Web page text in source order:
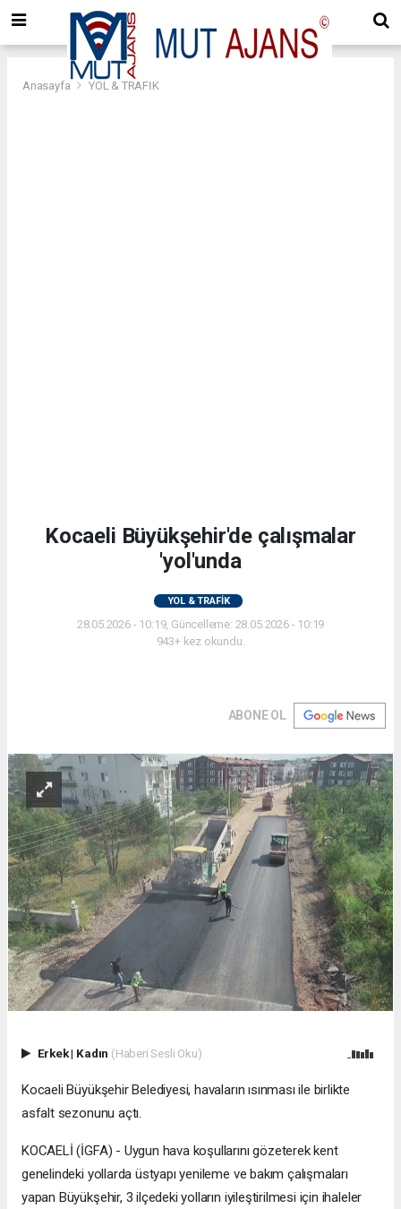
Anasayfa YOL & TRAFİK
Kocaeli Büyükşehir'de çalışmalar
'yol'unda
YOL & TRAFİK
28.05.2026 - 10:19, Güncelleme: 28.05.2026 - 10:19
943+ kez okundu.
ABONE OL
Erkek| Kadın (Haberi Sesli Oku)
Kocaeli Büyükşehir Belediyesi, havaların ısınması ile birlikte
asfalt sezonunu açtı.
KOCAELİ (İGFA) - Uygun hava koşullarını gözeterek kent
genelindeki yollarda üstyapı yenileme ve bakım çalışmaları
yapan Büyükşehir, 3 ilçedeki yolların iyileştirilmesi için ihaleler